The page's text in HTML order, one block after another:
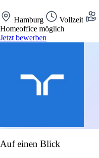
Hamburg Vollzeit
Homeoffice möglich
Jetzt bewerben
Auf einen Blick